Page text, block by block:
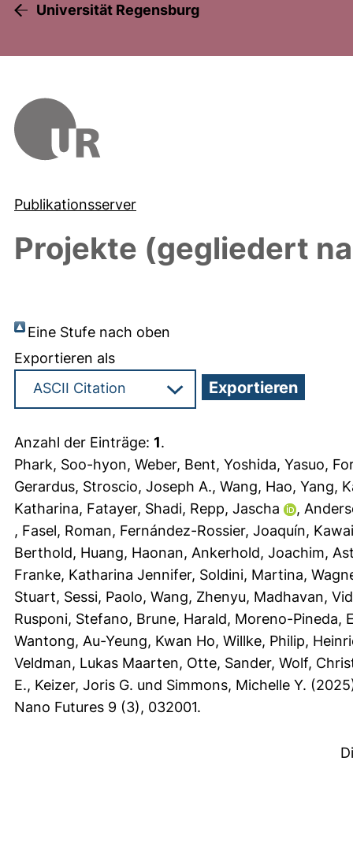
Universität Regensburg
Publikationsserver
Projekte (gegliedert
Eine Stufe nach oben
Exportieren als
Anzahl der Einträge: 1.
Phark, Soo-hyon, Weber, Bent, Yoshida, Yasuo,
Gerardus, Stroscio, Joseph A., Wang, Hao, Yang,
Katharina, Fatayer, Shadi, Repp, Jascha ,
, Fasel, Roman, Fernández-Rossier, Joaquín,
Berthold, Huang, Haonan, Ankerhold, Joachim,
Franke, Katharina Jennifer, Soldini, Martina,
Stuart, Sessi, Paolo, Wang, Zhenyu, Madhavan,
Rusponi, Stefano, Brune, Harald, Moreno-Pineda,
Wantong, Au-Yeung, Kwan Ho, Willke, Philip,
Veldman, Lukas Maarten, Otte, Sander, Wolf,
E., Keizer, Joris G. und Simmons, Michelle Y.
Nano Futures 9 (3), 032001.